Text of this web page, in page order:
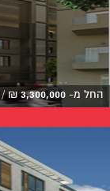
החל מ- 3,300,000
₪
/